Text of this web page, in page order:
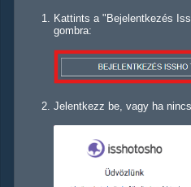
Kattints a "Bejelentkezés
gombra:
Jelentkezz be, vagy ha